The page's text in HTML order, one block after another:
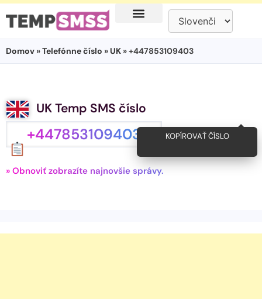
Domov »Telefónne číslo »UK » +447853109403
UK Temp SMS číslo
+447853109403 KOPÍROVAŤ ČÍSLO
» Obnoviť zobrazíte najnovšie správy.